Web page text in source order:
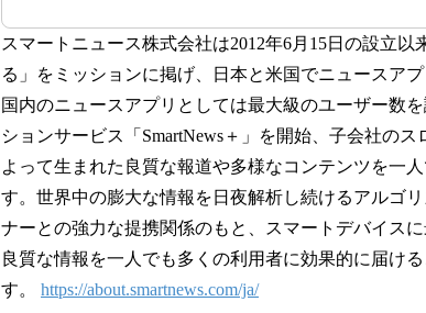
スマートニュース株式会社は2012年6月15日の設立
る」をミッションに掲げ、日本と米国でニュースア
国内のニュースアプリとしては最大級のユーザー数
ションサービス「SmartNews＋」を開始、子会社の
よって生まれた良質な報道や多様なコンテンツを一
す。世界中の膨大な情報を日夜解析し続けるアルゴ
ナーとの強力な提携関係のもと、スマートデバイス
良質な情報を一人でも多くの利用者に効果的に届け
す。 https://about.smartnews.com/ja/